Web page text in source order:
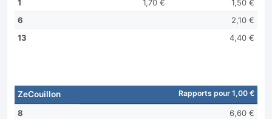
1
1,70 €
1,50 €
6
2,10 €
13
4,40 €
ZeCouillon Rapports pour 1,00 €
8 6,60 €